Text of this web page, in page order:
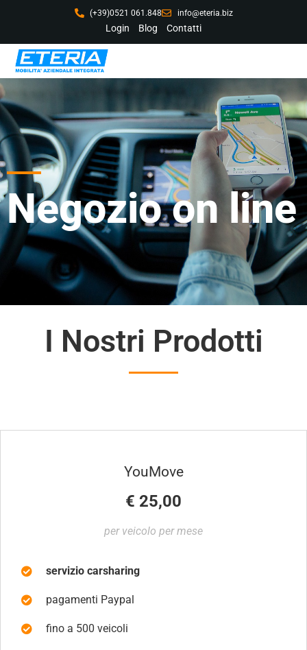
Login Blog Contatti
(+39)0521 061.848 info@eteria.biz
Negozio on line
I Nostri Prodotti
YouMove
€ 25,00
per veicolo per mese
servizio carsharing
pagamenti Paypal
fino a 500 veicoli